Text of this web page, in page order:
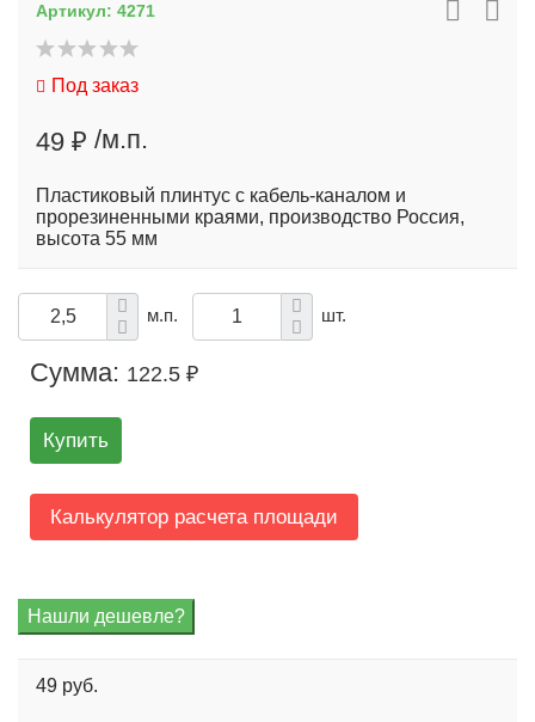
Артикул: 4271
Под заказ
49 ₽ /м.п.
Пластиковый плинтус с кабель-каналом и
прорезиненными краями, производство Россия,
высота 55 мм
м.п. шт.
Сумма: 122.5 ₽
Купить
Калькулятор расчета площади
49 руб.